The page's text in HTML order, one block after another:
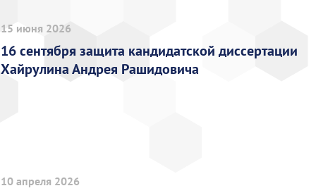
15 июня 2026
16 сентября защита кандидатской диссертации
Хайрулина Андрея Рашидовича
10 апреля 2026